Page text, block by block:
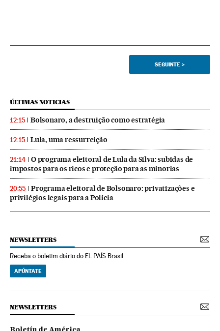
SEGUINTE >
ÚLTIMAS NOTICIAS
12:15 Bolsonaro, a destruição como estratégia
12:15 Lula, uma ressurreição
21:14
O programa eleitoral de Lula da Silva: subidas de
impostos para os ricos e proteção para as minorias
20:55
Programa eleitoral de Bolsonaro: privatizações e
privilégios legais para a Polícia
NEWSLETTERS
Receba o boletim diário do EL PAÍS Brasil
APÚNTATE
NEWSLETTERS